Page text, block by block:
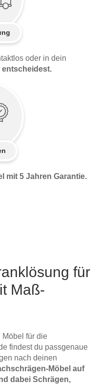
oder in dein
entscheidest.
mit 5 Jahren Garantie.
für
Maß-
Möbel für die
findest du passgenaue
nach deinen
Möbel auf
dabei Schrägen,